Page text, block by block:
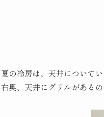
夏の冷房は、天井について
右奥、天井にグリルがある